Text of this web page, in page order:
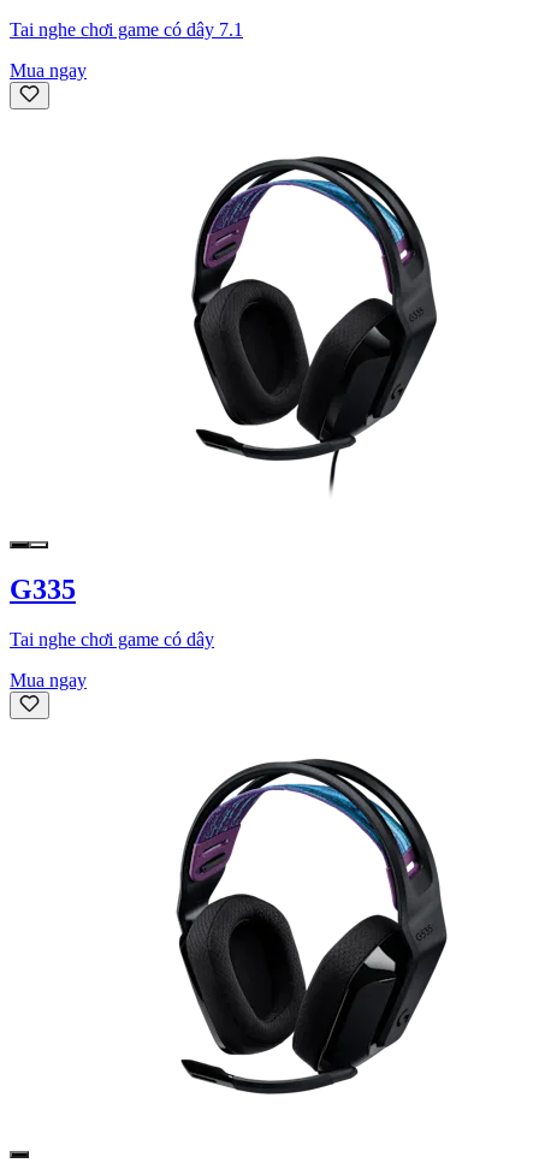
Tai nghe chơi game có dây 7.1
Mua ngay
G335
Tai nghe chơi game có dây
Mua ngay